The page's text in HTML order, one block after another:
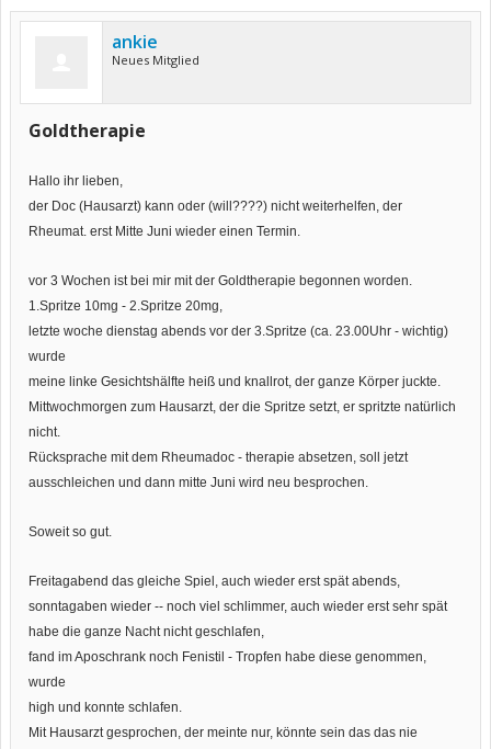
ankie
Neues Mitglied
Goldtherapie
Hallo ihr lieben,
der Doc (Hausarzt) kann oder (will????) nicht weiterhelfen, der
Rheumat. erst Mitte Juni wieder einen Termin.
vor 3 Wochen ist bei mir mit der Goldtherapie begonnen worden.
1.Spritze 10mg - 2.Spritze 20mg,
letzte woche dienstag abends vor der 3.Spritze (ca. 23.00Uhr - wichtig)
wurde
meine linke Gesichtshälfte heiß und knallrot, der ganze Körper juckte.
Mittwochmorgen zum Hausarzt, der die Spritze setzt, er spritzte natürlich
nicht.
Rücksprache mit dem Rheumadoc - therapie absetzen, soll jetzt
ausschleichen und dann mitte Juni wird neu besprochen.
Soweit so gut.
Freitagabend das gleiche Spiel, auch wieder erst spät abends,
sonntagaben wieder -- noch viel schlimmer, auch wieder erst sehr spät
habe die ganze Nacht nicht geschlafen,
fand im Aposchrank noch Fenistil - Tropfen habe diese genommen,
wurde
high und konnte schlafen.
Mit Hausarzt gesprochen, der meinte nur, könnte sein das das nie